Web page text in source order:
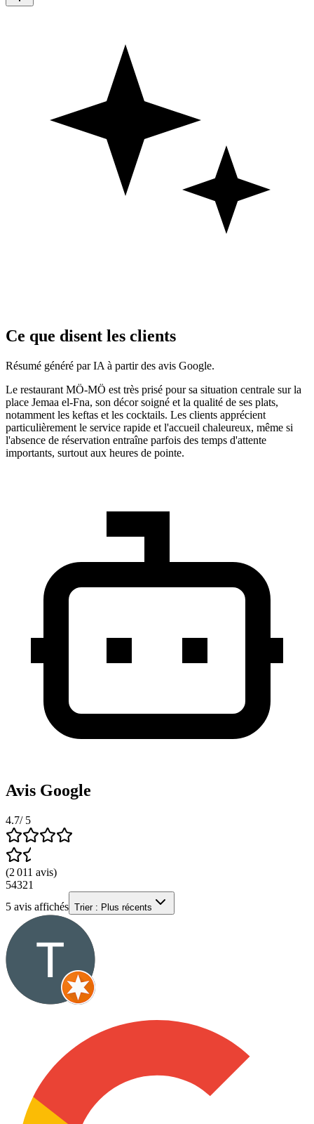
Ce que disent les clients
Résumé généré par IA à partir des avis Google.
Le restaurant MÖ-MÖ est très prisé pour sa situation centrale sur la
place Jemaa el-Fna, son décor soigné et la qualité de ses plats,
notamment les keftas et les cocktails. Les clients apprécient
particulièrement le service rapide et l'accueil chaleureux, même si
l'absence de réservation entraîne parfois des temps d'attente
importants, surtout aux heures de pointe.
Avis Google
4.7/ 5
(2 011 avis)
54321
5 avis affichés Trier : Plus récents